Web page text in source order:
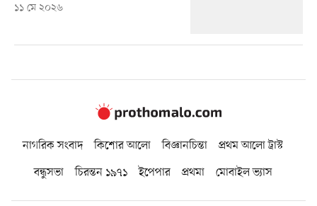
১১ মে ২০২৬
নাগরিক সংবাদ কিশোর আলো বিজ্ঞানচিন্তা
প্রথম আলো ট্রাস্ট
বন্ধুসভা
চিরন্তন ১৯৭১ ইপেপার প্রথমা মোবাইল ভ্যাস